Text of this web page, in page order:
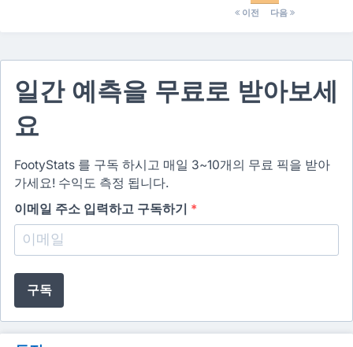
이전
다음
일간 예측을 무료로 받아보세
요
FootyStats 를 구독 하시고 매일 3~10개의 무료 픽을 받아
가세요! 수익도 측정 됩니다.
이메일 주소 입력하고 구독하기 *
구독